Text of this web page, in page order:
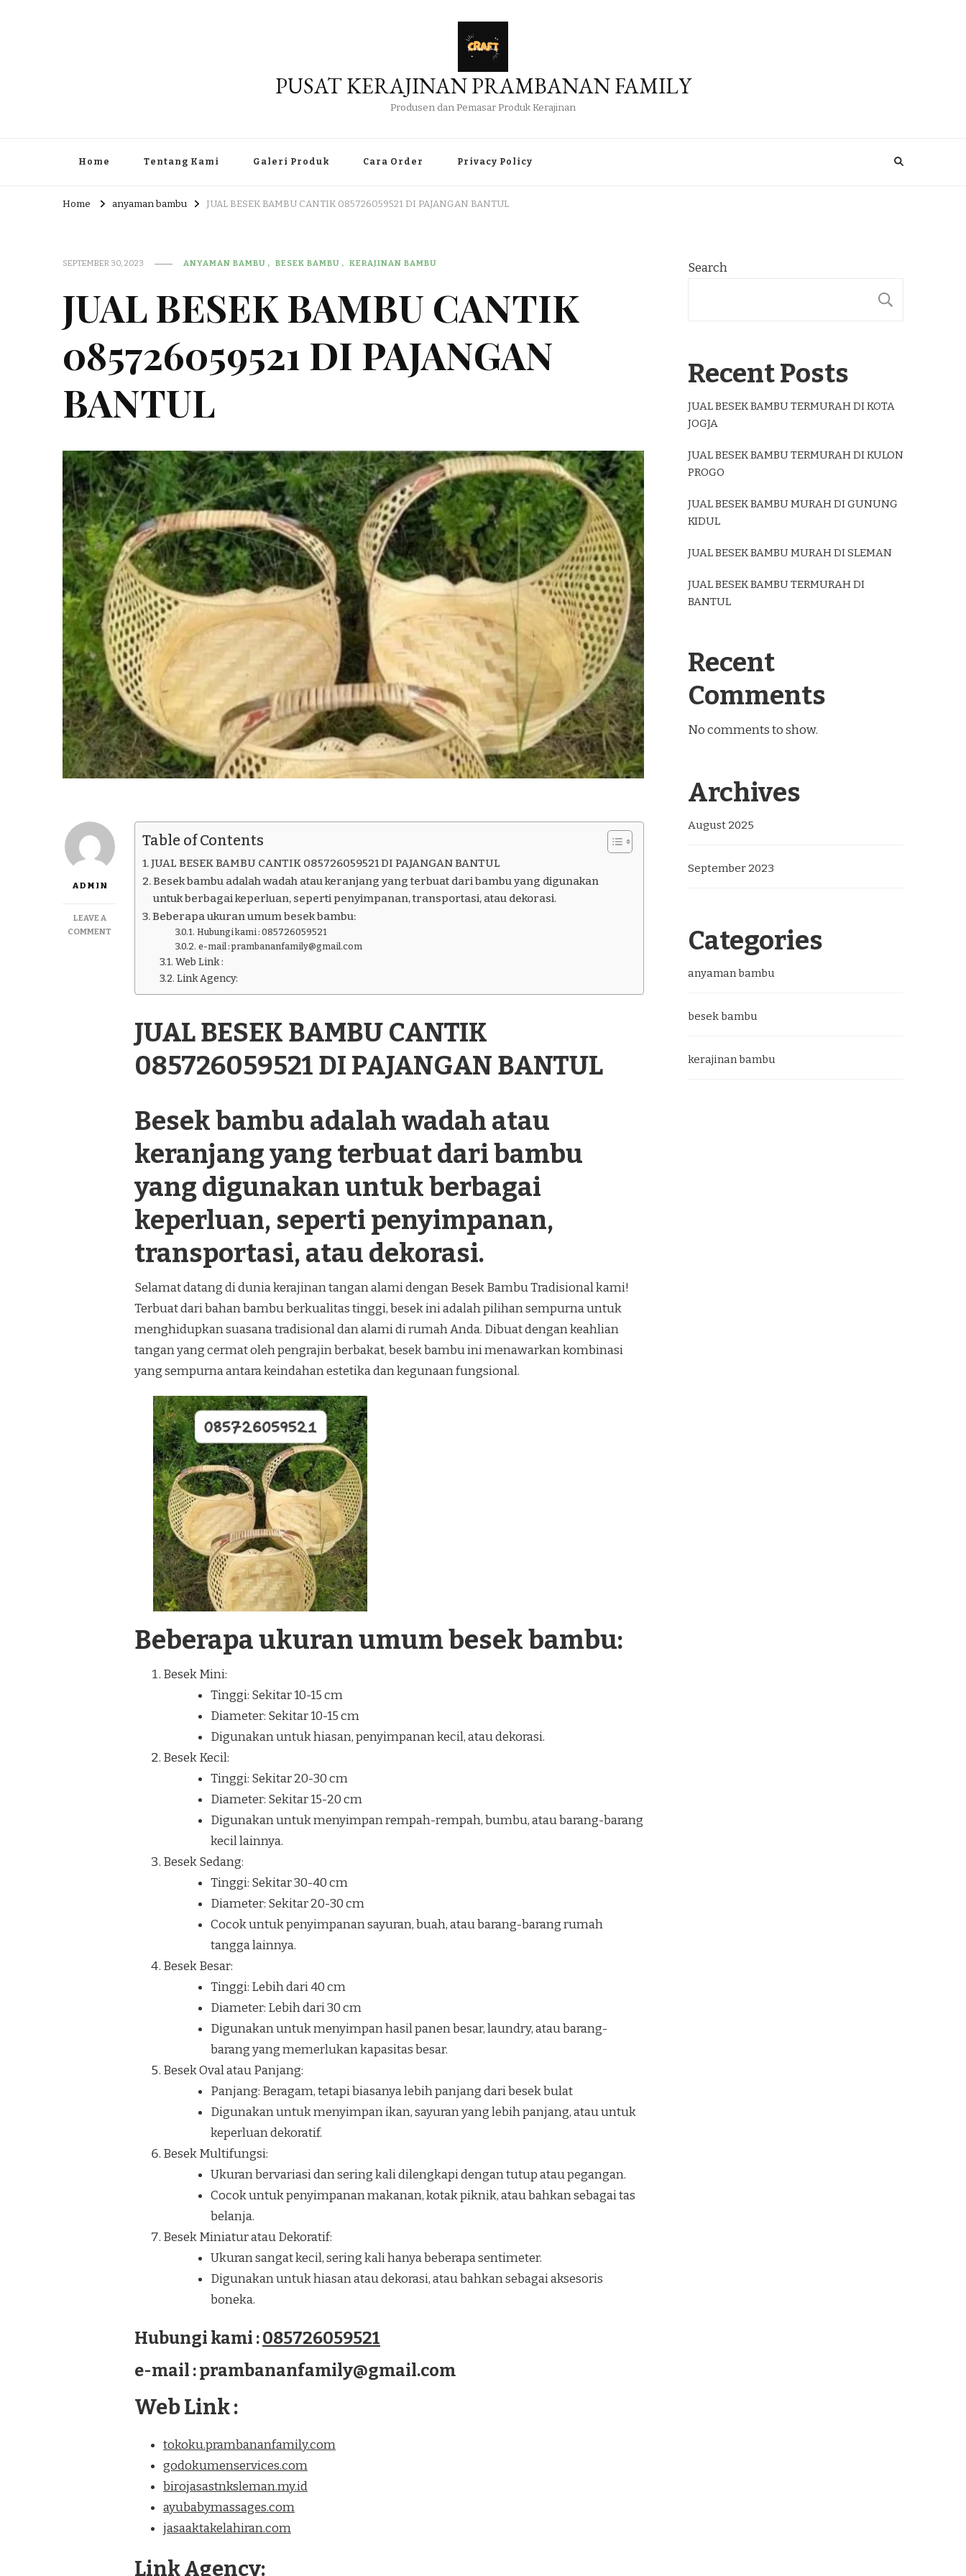
PUSAT KERAJINAN PRAMBANAN FAMILY
Produsen dan Pemasar Produk Kerajinan
Home Tentang Kami Galeri Produk Cara Order Privacy Policy
Home anyaman bambu JUAL BESEK BAMBU CANTIK 085726059521 DI PAJANGAN BANTUL
SEPTEMBER 30, 2023 ANYAMAN BAMBU BESEK BAMBU KERAJINAN BAMBU
JUAL BESEK BAMBU CANTIK
085726059521 DI PAJANGAN
BANTUL
ADMIN
LEAVE A
COMMENT
PAJANGAN
BANTUL
Table of Contents
JUAL BESEK BAMBU CANTIK 085726059521 DI PAJANGAN BANTUL
Besek bambu adalah wadah atau keranjang yang terbuat dari bambu yang digunakan
untuk berbagai keperluan, seperti penyimpanan, transportasi, atau dekorasi.
Beberapa ukuran umum besek bambu:
Hubungi kami : 085726059521
e-mail : prambananfamily@gmail.com
Web Link :
Link Agency:
JUAL BESEK BAMBU CANTIK
085726059521 DI PAJANGAN BANTUL
Besek bambu adalah wadah atau
keranjang yang terbuat dari bambu
yang digunakan untuk berbagai
keperluan, seperti penyimpanan,
transportasi, atau dekorasi.
Selamat datang di dunia kerajinan tangan alami dengan Besek Bambu Tradisional kami!
Terbuat dari bahan bambu berkualitas tinggi, besek ini adalah pilihan sempurna untuk
menghidupkan suasana tradisional dan alami di rumah Anda. Dibuat dengan keahlian
tangan yang cermat oleh pengrajin berbakat, besek bambu ini menawarkan kombinasi
yang sempurna antara keindahan estetika dan kegunaan fungsional.
Beberapa ukuran umum besek bambu:
Besek Mini:
Tinggi: Sekitar 10-15 cm
Diameter: Sekitar 10-15 cm
Digunakan untuk hiasan, penyimpanan kecil, atau dekorasi.
Besek Kecil:
Tinggi: Sekitar 20-30 cm
Diameter: Sekitar 15-20 cm
Digunakan untuk menyimpan rempah-rempah, bumbu, atau barang-barang
kecil lainnya.
Besek Sedang:
Tinggi: Sekitar 30-40 cm
Diameter: Sekitar 20-30 cm
Cocok untuk penyimpanan sayuran, buah, atau barang-barang rumah
tangga lainnya.
Besek Besar:
Tinggi: Lebih dari 40 cm
Diameter: Lebih dari 30 cm
Digunakan untuk menyimpan hasil panen besar, laundry, atau barang-
barang yang memerlukan kapasitas besar.
Besek Oval atau Panjang:
Panjang: Beragam, tetapi biasanya lebih panjang dari besek bulat
Digunakan untuk menyimpan ikan, sayuran yang lebih panjang, atau untuk
keperluan dekoratif.
Besek Multifungsi:
Ukuran bervariasi dan sering kali dilengkapi dengan tutup atau pegangan.
Cocok untuk penyimpanan makanan, kotak piknik, atau bahkan sebagai tas
belanja.
Besek Miniatur atau Dekoratif:
Ukuran sangat kecil, sering kali hanya beberapa sentimeter.
Digunakan untuk hiasan atau dekorasi, atau bahkan sebagai aksesoris
boneka.
Hubungi kami :085726059521
e-mail : prambananfamily@gmail.com
Web Link :
tokoku.prambananfamily.com
godokumenservices.com
birojasastnksleman.my.id
ayubabymassages.com
jasaaktakelahiran.com
Link Agency:
Search
Recent Posts
JUAL BESEK BAMBU TERMURAH DI KOTA
JOGJA
JUAL BESEK BAMBU TERMURAH DI KULON
PROGO
JUAL BESEK BAMBU MURAH DI GUNUNG
KIDUL
JUAL BESEK BAMBU MURAH DI SLEMAN
JUAL BESEK BAMBU TERMURAH DI
BANTUL
Recent
Comments
No comments to show.
Archives
August 2025
September 2023
Categories
anyaman bambu
besek bambu
kerajinan bambu